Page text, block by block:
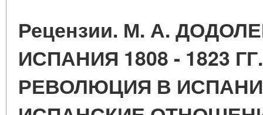
Рецензии. М. А.
ИСПАНИЯ 1808 - 1823
РЕВОЛЮЦИЯ В